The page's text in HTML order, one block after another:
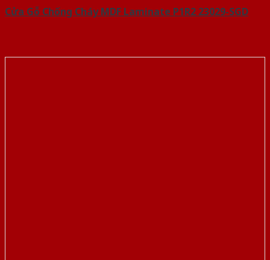
Cửa Gỗ Chống Cháy MDF Laminate P1R2 23029-SGD